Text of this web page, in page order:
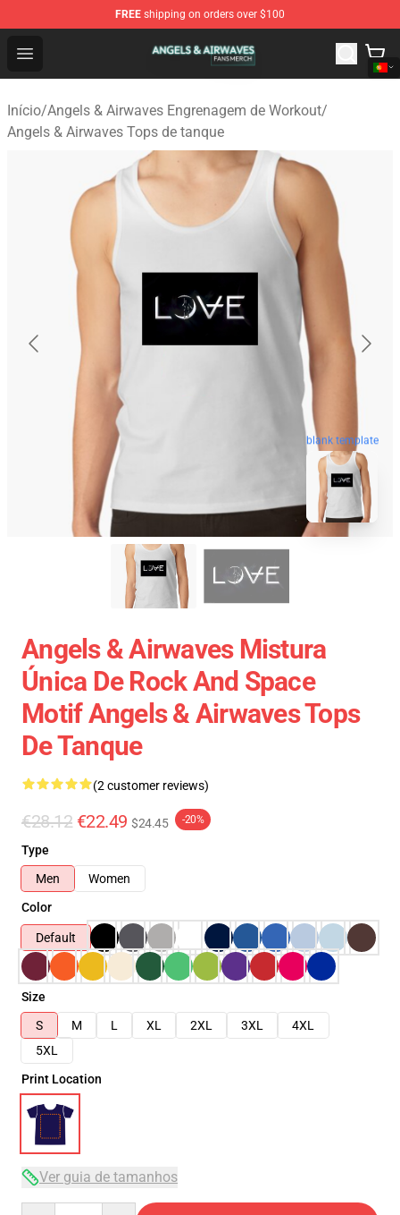
FREE shipping on orders over $100
Open menu
Angels & Airwaves Shop - Official Angels & Airwaves
Início/Angels & Airwaves Engrenagem de Workout/
Angels & Airwaves Tops de tanque
blank template
Angels & Airwaves Mistura
Única De Rock And Space
Motif Angels & Airwaves Tops
De Tanque
(2 customer reviews)
€28.12 €22.49 $24.45 -20%
Type
Men
Women
Color
Default
Size
S
M L XL 2XL 3XL
4XL
5XL
Print Location
Ver guia de tamanhos